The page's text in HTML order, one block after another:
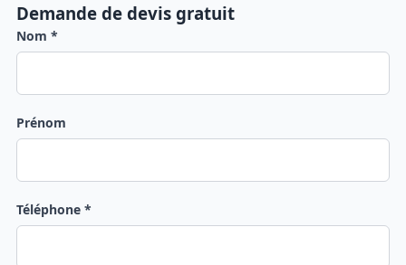
Demande de devis gratuit
Nom *
Prénom
Téléphone *